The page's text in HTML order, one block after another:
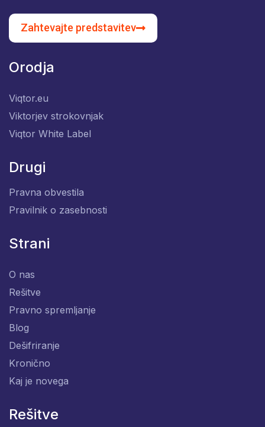
Zahtevajte predstavitev
Orodja
Viqtor.eu
Viktorjev strokovnjak
Viqtor White Label
Drugi
Pravna obvestila
Pravilnik o zasebnosti
Strani
O nas
Rešitve
Pravno spremljanje
Blog
Dešifriranje
Kronično
Kaj je novega
Rešitve